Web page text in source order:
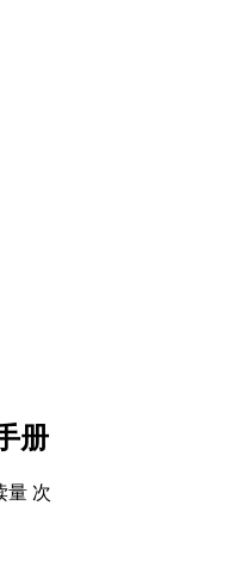
册
量 次